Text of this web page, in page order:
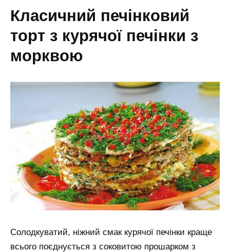
класичний печінковий
торт з курячої печінки з
морквою
Солодкуватий, ніжний смак курячої печінки краще
всього поєднується з соковитою прошарком з